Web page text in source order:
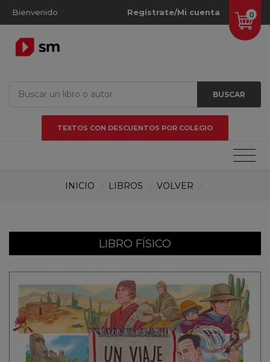
Bienvenido 0
Regístrate/Mi cuenta
BUSCAR
TEXTOS CON DESCUENTOS POR COLEGIO
INICIO LIBROS VOLVER
LIBRO FÍSICO